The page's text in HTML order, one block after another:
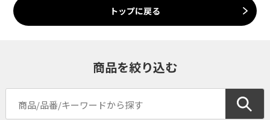
トップに戻る
商品を絞り込む